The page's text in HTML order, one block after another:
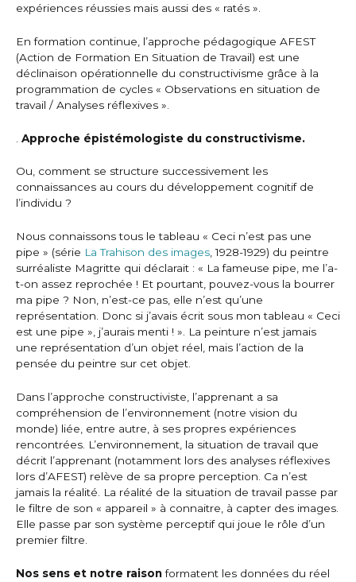
expériences réussies mais aussi des « ratés ».
En formation continue, l’approche pédagogique AFEST
(Action de Formation En Situation de Travail) est une
déclinaison opérationnelle du constructivisme grâce à la
programmation de cycles « Observations en situation de
travail / Analyses réflexives ».
Approche épistémologiste du constructivisme.
Ou, comment se structure successivement les
connaissances au cours du développement cognitif de
l’individu ?
Nous connaissons tous le tableau « Ceci n’est pas une
pipe » (série La Trahison des images, 1928-1929) du peintre
surréaliste Magritte qui déclarait : « La fameuse pipe, me l’a-
t-on assez reprochée ! Et pourtant, pouvez-vous la bourrer
ma pipe ? Non, n’est-ce pas, elle n’est qu’une
représentation. Donc si j’avais écrit sous mon tableau « Ceci
est une pipe », j’aurais menti ! ». La peinture n’est jamais
une représentation d’un objet réel, mais l’action de la
pensée du peintre sur cet objet.
Dans l’approche constructiviste, l’apprenant a sa
compréhension de l’environnement (notre vision du
monde) liée, entre autre, à ses propres expériences
rencontrées. L’environnement, la situation de travail que
décrit l’apprenant (notamment lors des analyses réflexives
lors d’AFEST) relève de sa propre perception. Ca n’est
jamais la réalité. La réalité de la situation de travail passe par
le filtre de son « appareil » à connaitre, à capter des images.
Elle passe par son système perceptif qui joue le rôle d’un
premier filtre.
Nos sens et notre raisonformatent les données du réel